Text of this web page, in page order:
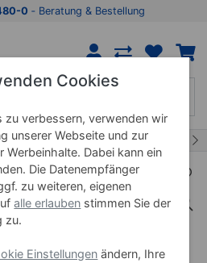
Zur Produktbeschreibung
0 ‐ Beratung & Bestellung
Pointer
Cookies
zu verbessern, verwenden wir
unserer Webseite und zur
Werbeinhalte. Dabei kann ein
Die Datenempfänger
zu weiteren, eigenen
alle erlauben stimmen Sie der
zu.
Einstellungen ändern, Ihre